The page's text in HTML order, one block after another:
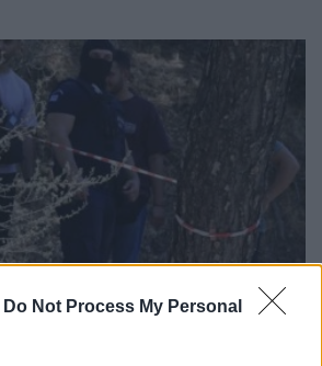
Do Not Process My Personal
ανθρώπινης σορού σε
Ισιδώρους